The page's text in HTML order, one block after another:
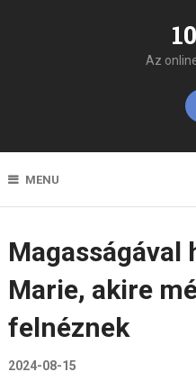
Az
MENU
Magasságával
Marie, akire
felnéznek
2024-08-15